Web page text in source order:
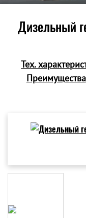
Дизельный
Тех.
Преимущества